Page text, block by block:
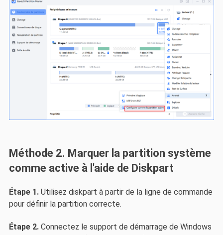
Méthode 2. Marquer la partition système
comme active à l'aide de Diskpart
Étape 1. Utilisez diskpart à partir de la ligne de commande
pour définir la partition correcte.
Étape 2. Connectez le support de démarrage de Windows